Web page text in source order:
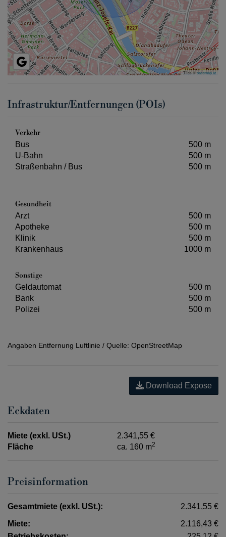
Tiles © basemap.at
Infrastruktur/Entfernungen (POIs)
Verkehr
Bus
500 m
U-Bahn
500 m
Straßenbahn / Bus
500 m
Gesundheit
Arzt
500 m
Apotheke
500 m
Klinik
500 m
Krankenhaus
1000 m
Sonstige
Geldautomat
500 m
Bank
500 m
Polizei
500 m
Angaben Entfernung Luftlinie / Quelle: OpenStreetMap
Download Expose
Eckdaten
Miete (exkl. USt.)
2.341,55 €
Fläche
ca. 160 m2
Preisinformation
Gesamtmiete (exkl. USt.):
2.341,55 €
Miete:
2.116,43 €